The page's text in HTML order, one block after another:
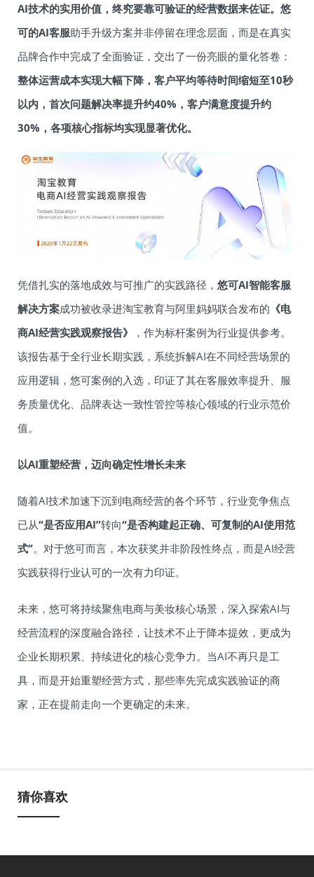
AI技术的实用价值，终究要靠可验证的经营数据来佐证。悠
可的AI客服助手升级方案并非停留在理念层面，而是在真实
品牌合作中完成了全面验证，交出了一份亮眼的量化答卷：
整体运营成本实现大幅下降 ，客户平均等待时间缩短至10秒
以内，首次问题解决率提升约40%，客户满意度提升约
30%， 各项核心指标均实现显著优化。
凭借扎实的落地成效与可推广的实践路径， 悠可AI智能客服
解决方案成功被收录进淘宝教育与阿里妈妈联合发布的 《电
商AI经营实践观察报告》
，作为标杆案例为行业提供参考。
该报告基于全行业长期实践，系统拆解AI在不同经营场景的
应用逻辑，悠可案例的入选，印证了其在客服效率提升、服
务质量优化、品牌表达一致性管控等核心领域的行业示范价
值。
以AI重塑经营，迈向确定性增长未来
随着AI技术加速下沉到电商经营的各个环节，行业竞争焦点
已从“是否应用AI”转向“是否构建起正确、可复制的AI使用范
式”。对于悠可而言，本次获奖并非阶段性终点，而是AI经营
实践获得行业认可的一次有力印证。
未来，悠可将持续聚焦电商与美妆核心场景，深入探索AI与
经营流程的深度融合路径，让技术不止于降本提效，更成为
企业长期积累、持续进化的核心竞争力。当AI不再只是工
具，而是开始重塑经营方式，那些率先完成实践验证的商
家，正在提前走向一个更确定的未来。
猜你喜欢